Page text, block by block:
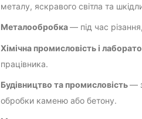
металу, яскравого світла та
Металообробка— під час
Хімічна промисловість і
працівника.
Будівництво та промисловість—
обробки каменю або бетону.